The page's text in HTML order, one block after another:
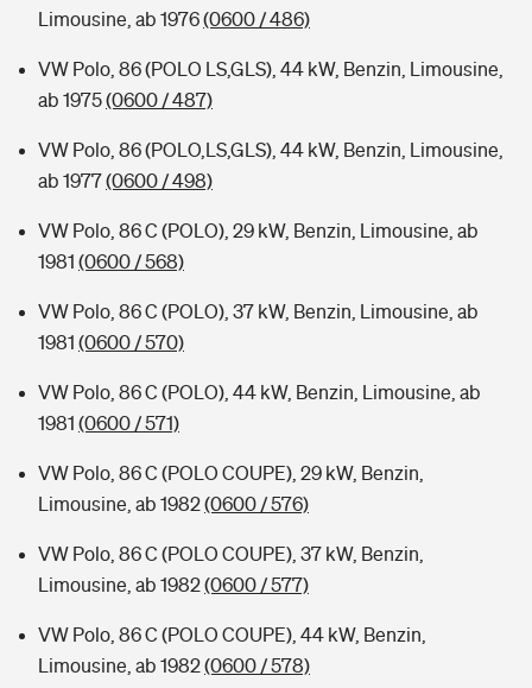
Limousine, ab 1976(0600 / 486)
VW Polo, 86 (POLO LS,GLS), 44 kW, Benzin, Limousine,
ab 1975(0600 / 487)
VW Polo, 86 (POLO,LS,GLS), 44 kW, Benzin, Limousine,
ab 1977(0600 / 498)
VW Polo, 86 C (POLO), 29 kW, Benzin, Limousine, ab
1981 (0600 / 568)
VW Polo, 86 C (POLO), 37 kW, Benzin, Limousine, ab
1981 (0600 / 570)
VW Polo, 86 C (POLO), 44 kW, Benzin, Limousine, ab
1981 (0600 / 571)
VW Polo, 86 C (POLO COUPE), 29 kW, Benzin,
Limousine, ab 1982(0600 / 576)
VW Polo, 86 C (POLO COUPE), 37 kW, Benzin,
Limousine, ab 1982(0600 / 577)
VW Polo, 86 C (POLO COUPE), 44 kW, Benzin,
Limousine, ab 1982(0600 / 578)